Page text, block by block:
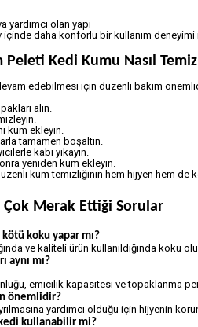
yardımcı olan yapı
daha konforlu bir kullanım deneyimi
Peleti Kedi Kumu Nasıl
edebilmesi için düzenli bakım
alın.
kum ekleyin.
tamamen boşaltın.
kabı yıkayın.
yeniden kum ekleyin.
kum temizliğinin hem hijyen hem de
Çok Merak Ettiği Sorular
koku yapar mı?
ve kaliteli ürün kullanıldığında koku
aynı mı?
emicilik kapasitesi ve topaklanma
önemlidir?
yardımcı olduğu için hijyenin
kullanabilir mi?